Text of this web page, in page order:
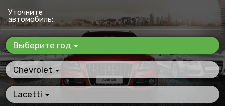
Уточните
автомобиль:
Выберите год
Chevrolet
Lacetti